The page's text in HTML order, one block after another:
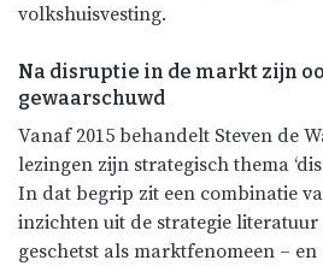
volkshuisvesting.
Na disruptie in de markt zijn
gewaarschuwd
Vanaf 2015 behandelt Steven de
lezingen zijn strategisch thema
In dat begrip zit een combinatie
inzichten uit de strategie
geschetst als marktfenomeen –